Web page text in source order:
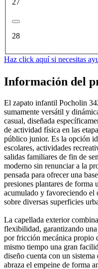
28
Haz click aquí si necesitas
Información del
El zapato infantil Pocholin
sumamente versátil y
casual, diseñada
de actividad física en las
público junior. Es la opción
escolares, actividades
salidas familiares de fin de
moderno sin renunciar a la
pensada para ofrecer una
presiones plantares de
acumulado y favoreciendo el
sobre diversas superficies
La capellada exterior
flexibilidad, garantizando una
por fricción mecánica propio
mismo tiempo una gran
diseño cuenta con un
abraza el empeine de forma